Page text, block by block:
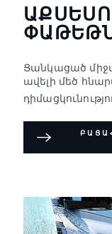
Ցանկացած
ավելի մեծ